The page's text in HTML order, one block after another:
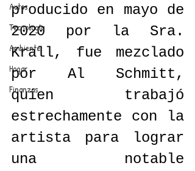
Autos
Tecnología
Ambiente
Hogar
Finanzas
producido en mayo de
2020 por la Sra.
Krall, fue mezclado
por Al Schmitt,
quien trabajó
estrechamente con la
artista para lograr
una notable